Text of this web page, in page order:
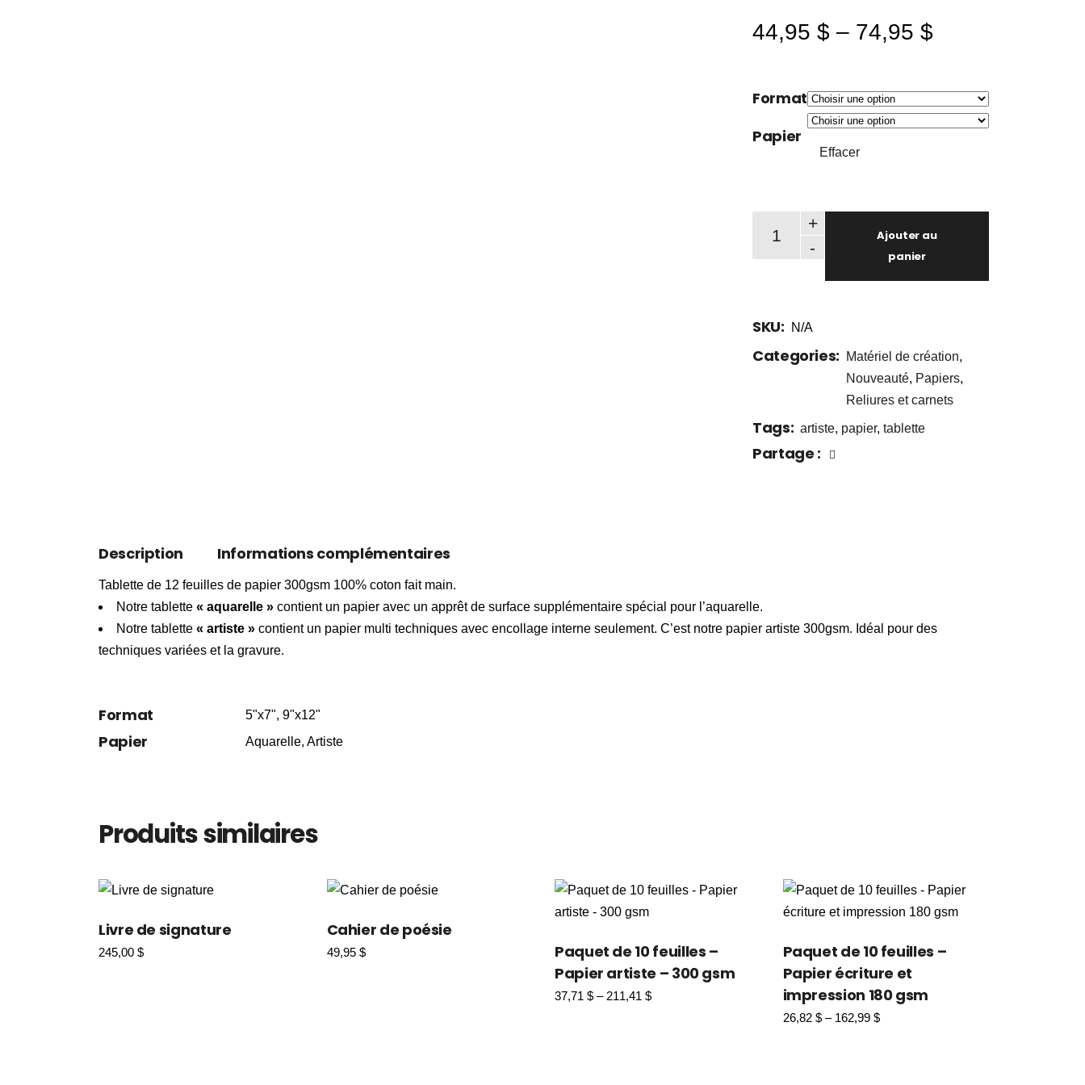
44,95 $ – 74,95 $
Plage
prix :
44,95 $
à
74,95 $
Format
Papier
Effacer
Tablettes pour artistes quantity
-
+
Ajouter au
panier
SKU: N/A
Categories: Matériel de création,
Nouveauté, Papiers,
Reliures et carnets
Tags: artiste, papier,tablette
Partage :
Description Informations complémentaires
Tablette de 12 feuilles de papier 300gsm 100% coton fait main.
Notre tablette « aquarelle » contient un papier avec un apprêt de surface supplémentaire spécial pour l’aquarelle.
Notre tablette « artiste » contient un papier multi techniques avec encollage interne seulement. C’est notre papier artiste 300gsm. Idéal pour des
techniques variées et la gravure.
Format 5"x7", 9"x12"
Papier Aquarelle, Artiste
Produits similaires
Livre de signature
245,00 $
Cahier de poésie
49,95 $
Paquet de 10 feuilles –
Papier artiste – 300 gsm
37,71 $ – 211,41 $
Plage
Paquet de 10 feuilles –
Papier écriture et
impression 180 gsm
26,82 $– 162,99 $
Plage